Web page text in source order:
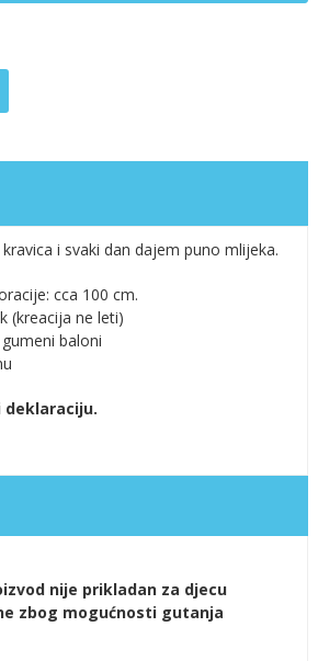
i svaki dan dajem puno mlijeka.
cca 100 cm.
(kreacija ne leti)
baloni
deklaraciju.
nije prikladan za djecu
zbog mogućnosti gutanja